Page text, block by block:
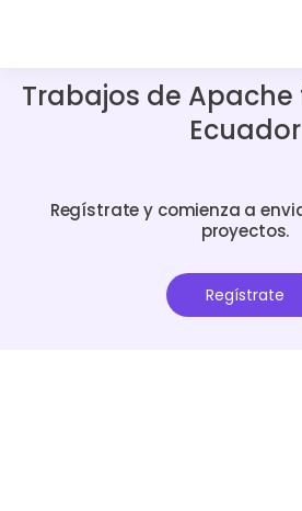
Trabajos de
Ecuador
Regístrate y comienza a
proyectos.
Regístrate